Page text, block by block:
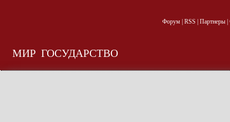
Форум| RSS Партнеры|
МИР ГОСУДАРСТВО